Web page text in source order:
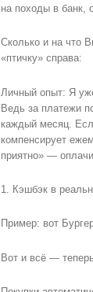
на походы в банк,
Сколько и на что
«птичку» справа:
Личный опыт: Я
Ведь за платежи
каждый месяц.
компенсирует
приятно» —
1. Кэшбэк в
Пример: вот
Вот и всё —